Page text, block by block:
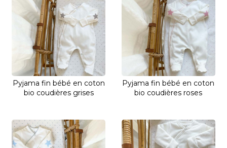
Pyjama fin bébé en coton
bio coudières grises
Pyjama fin bébé en coton
bio coudières roses